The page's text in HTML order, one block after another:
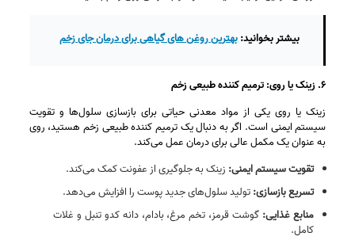
بیشتر بخوانید:بهترین روغن های گیاهی برای درمان جای زخم
۶. زینک یا روی: ترمیم کننده طبیعی زخم
زینک یا روی یکی از مواد معدنی حیاتی برای بازسازی سلول‌ها و تقویت
سیستم ایمنی است. اگر به دنبال یک ترمیم کننده طبیعی زخم هستید،‌ روی
به عنوان یک مکمل عالی برای درمان عمل می‌کند.
تقویت سیستم ایمنی: زینک به جلوگیری از عفونت کمک می‌کند.
تسریع بازسازی:تولید سلول‌های جدید پوست را افزایش می‌دهد.
منابع غذایی: گوشت قرمز، تخم‌ مرغ، بادام، دانه کدو تنبل و غلات
کامل.